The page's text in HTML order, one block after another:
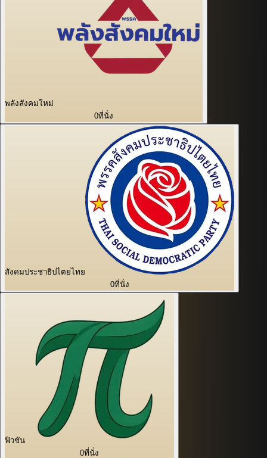
พลังสังคมใหม่
0ที่นั่ง
สังคมประชาธิปไตยไทย
0ที่นั่ง
ฟิวชัน
0ที่นั่ง